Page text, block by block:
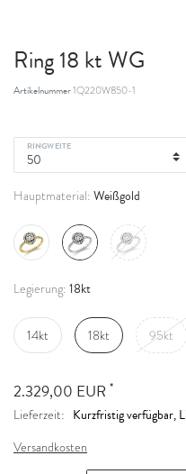
Ring 18 kt WG
Artikelnummer1Q220W850-1
RINGWEITE
Hauptmaterial: Weißgold
Legierung: 18kt
14kt 18kt 95kt
2.329,00 EUR *
Lieferzeit: Kurzfristig verfügbar,
Versandkosten